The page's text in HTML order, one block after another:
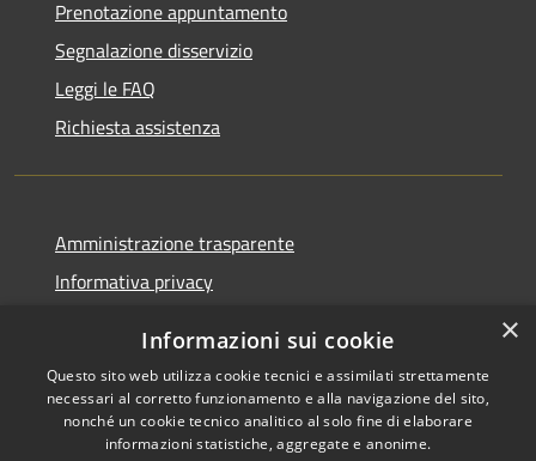
Prenotazione appuntamento
Segnalazione disservizio
Leggi le FAQ
Richiesta assistenza
Amministrazione trasparente
Informativa privacy
Dichiarazione di accessibilità
×
Informazioni sui cookie
Questo sito web utilizza cookie tecnici e assimilati strettamente
necessari al corretto funzionamento e alla navigazione del sito,
nonché un cookie tecnico analitico al solo fine di elaborare
informazioni statistiche, aggregate e anonime.